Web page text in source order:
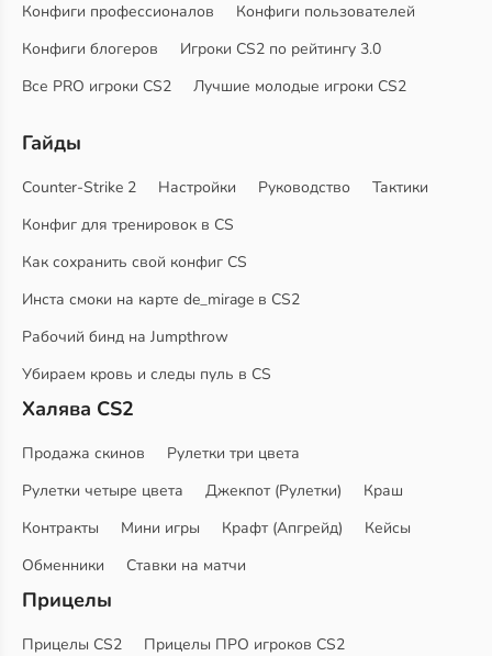
Конфиги профессионалов
Конфиги пользователей
Конфиги блогеров
Игроки CS2 по рейтингу 3.0
Все PRO игроки CS2
Лучшие молодые игроки CS2
Гайды
Counter-Strike 2 Настройки Руководство
Тактики
Конфиг для тренировок в CS
Как сохранить свой конфиг CS
Инста смоки на карте de_mirage в CS2
Рабочий бинд на Jumpthrow
Убираем кровь и следы пуль в CS
Халява CS2
Продажа скинов
Рулетки три цвета
Рулетки четыре цвета
Джекпот (Рулетки)
Краш
Контракты
Мини игры Крафт (Апгрейд)
Кейсы
Обменники
Ставки на матчи
Прицелы
Прицелы CS2
Прицелы ПРО игроков CS2